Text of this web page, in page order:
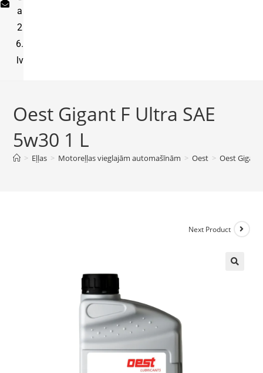
a
2
6.
lv
Oest Gigant F Ultra SAE
5w30 1 L
> Eļļas > Motoreļļas vieglajām automašīnām > Oest > Oest Gigant
Next Product